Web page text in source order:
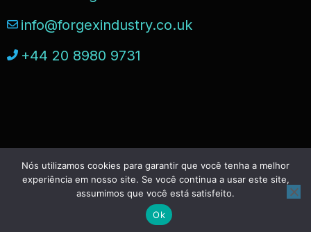
info@forgexindustry.co.uk
+44 20 8980 9731
©2025,Edrio All Rights Reserved.
Twitter Linkedin
Nós utilizamos cookies para garantir que você tenha a melhor
experiência em nosso site. Se você continua a usar este site,
assumimos que você está satisfeito.
Ok